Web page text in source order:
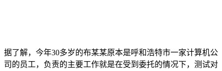
据了解，今年30多岁的布某某原本是呼和浩特市一家计算机公
司的员工，负责的主要工作就是在受到委托的情况下，测试对